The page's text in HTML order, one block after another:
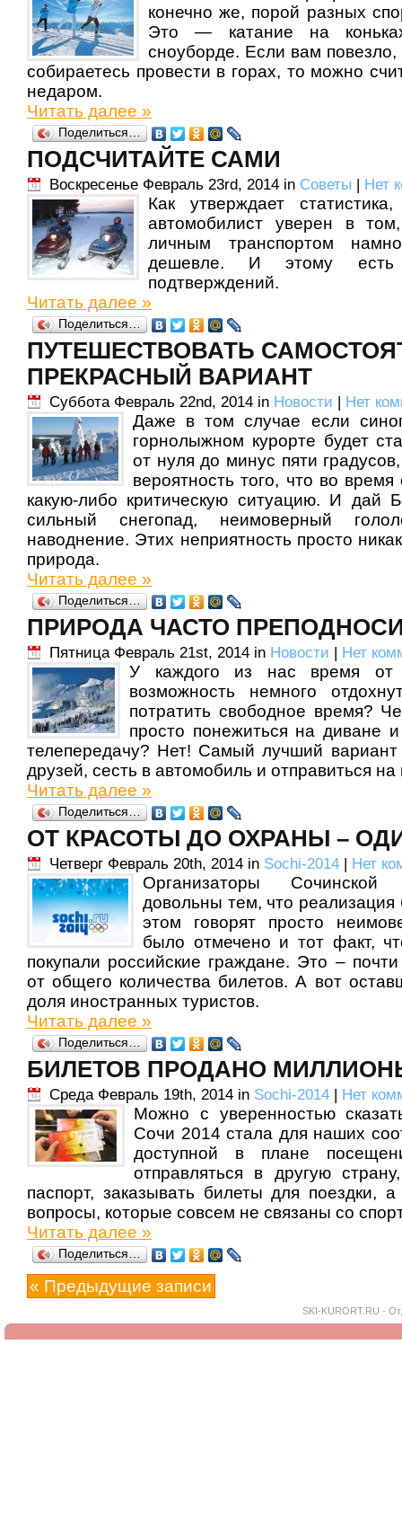
конечно же, порой разных
Это — катание на
сноуборде. Если вам
собираетесь провести в горах, то можно
недаром.
Читать далее »
Поделиться…
ПОДСЧИТАЙТЕ САМИ
Воскресенье Февраль 23rd, 2014 in Советы | Нет
Как утверждает
автомобилист уверен в
личным транспортом
дешевле. И этому есть
подтверждений.
Читать далее »
Поделиться…
ПУТЕШЕСТВОВАТЬ
ПРЕКРАСНЫЙ ВАРИАНТ
Суббота Февраль 22nd, 2014 in Новости | Нет
Даже в том случае если
горнолыжном курорте будет
от нуля до минус пяти
вероятность того, что во
какую-либо критическую ситуацию. И дай
сильный снегопад, неимоверный
наводнение. Этих неприятность просто
природа.
Читать далее »
Поделиться…
ПРИРОДА ЧАСТО
Пятница Февраль 21st, 2014 in Новости | Нет
У каждого из нас время от
возможность немного
потратить свободное время?
просто понежиться на диване
телепередачу? Нет! Самый лучший
друзей, сесть в автомобиль и отправиться
Читать далее »
Поделиться…
ОТ КРАСОТЫ ДО ОХРАНЫ –
Четверг Февраль 20th, 2014 in Sochi-2014 | Нет
Организаторы
довольны тем, что
этом говорят просто
было отмечено и тот факт,
покупали российские граждане. Это –
от общего количества билетов. А вот
доля иностранных туристов.
Читать далее »
Поделиться…
БИЛЕТОВ ПРОДАНО
Среда Февраль 19th, 2014 in Sochi-2014 | Нет
Можно с уверенностью
Сочи 2014 стала для наших
доступной в плане
отправляться в другую
паспорт, заказывать билеты для поездки,
вопросы, которые совсем не связаны со
Читать далее »
Поделиться…
« Предыдущие записи
SKI-KURORT.RU -